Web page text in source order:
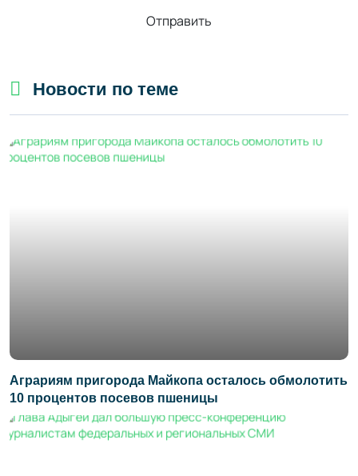
Отправить
Новости по теме
Аграриям пригорода Майкопа осталось обмолотить
10 процентов посевов пшеницы